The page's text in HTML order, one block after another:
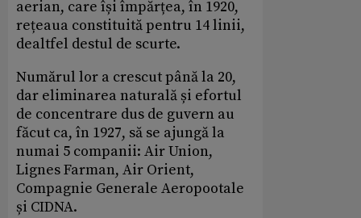
aerian, care își împărțea, în 1920,
rețeaua constituită pentru 14 linii,
dealtfel destul de scurte.
Numărul lor a crescut până la 20,
dar eliminarea naturală și efortul
de concentrare dus de guvern au
făcut ca, în 1927, să se ajungă la
numai 5 companii: Air Union,
Lignes Farman, Air Orient,
Compagnie Generale Aeropootale
și CIDNA.